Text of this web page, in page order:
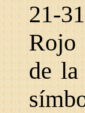
21-
Rojo
de la